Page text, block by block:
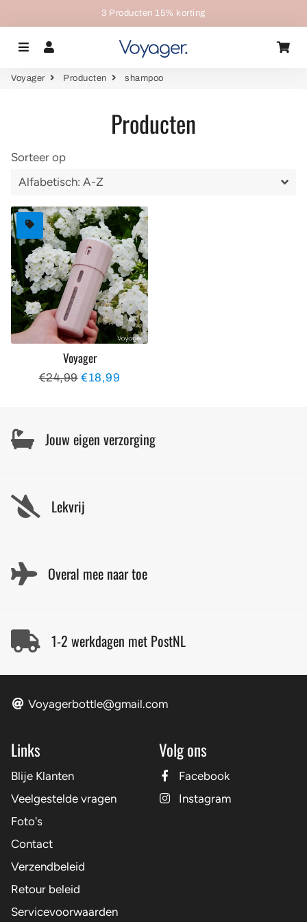
3 Producten 15% korting
Menu
Voyager Producten shampoo
Producten
Sorteer op
Voyager
Normale
€24,99 Aanbiedingsprijs
€18,99
Jouw eigen verzorging
Lekvrij
Overal mee naar toe
1-2 werkdagen met PostNL
Voyagerbottle@gmail.com
Links
Blije Klanten
Veelgestelde vragen
Foto's
Contact
Verzendbeleid
Retour beleid
Servicevoorwaarden
Volg ons
Facebook
Instagram